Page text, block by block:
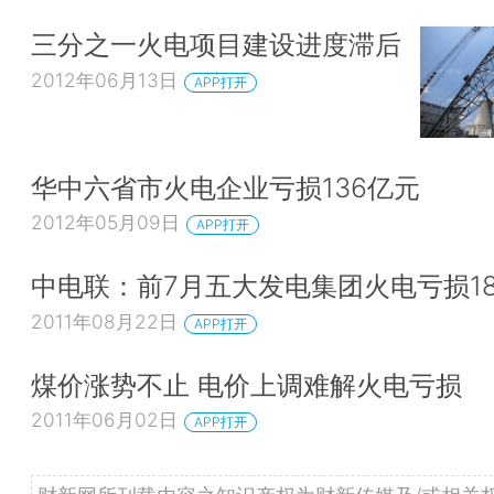
三分之一火电项目建设进度滞后
2012年06月13日 APP打开
华中六省市火电企业亏损136亿元
2012年05月09日 APP打开
中电联：前7月五大发电集团火电亏损
2011年08月22日 APP打开
煤价涨势不止 电价上调难解火电亏损
2011年06月02日 APP打开